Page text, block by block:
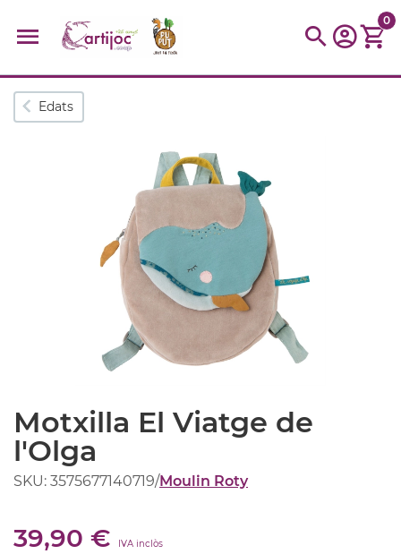
Cerques populars
tinkering kit
0
Edats
Motxilla El Viatge de
l'Olga
SKU: 3575677140719/Moulin Roty
39,90 € IVA inclòs